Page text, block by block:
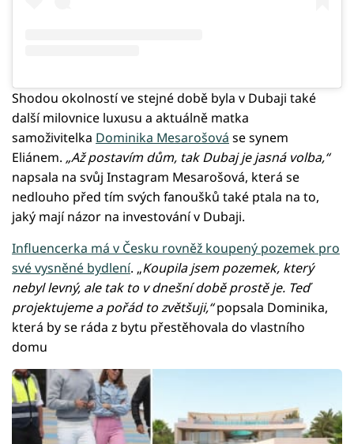
Shodou okolností ve stejné době byla v Dubaji také
další milovnice luxusu a aktuálně matka
samoživitelka Dominika Mesarošová se synem
Eliánem. „Až postavím dům, tak Dubaj je jasná volba,“
napsala na svůj Instagram Mesarošová, která se
nedlouho před tím svých fanoušků také ptala na to,
jaký mají názor na investování v Dubaji.
Influencerka má v Česku rovněž koupený pozemek pro
své vysněné bydlení. „Koupila jsem pozemek, který
nebyl levný, ale tak to v dnešní době prostě je. Teď
projektujeme a pořád to zvětšuji,“popsala Dominika,
která by se ráda z bytu přestěhovala do vlastního
domu